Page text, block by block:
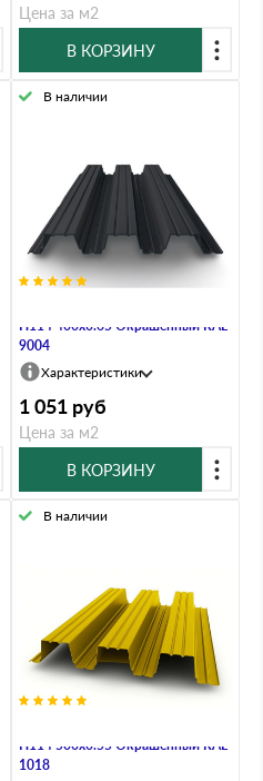
Цена за м2
В КОРЗИНУ
Н114 400х0.65 Окрашенный RAL
9004
В наличии
Характеристики
1 051 руб
Цена за м2
В КОРЗИНУ
Н114 500х0.55 Окрашенный RAL
1018
В наличии